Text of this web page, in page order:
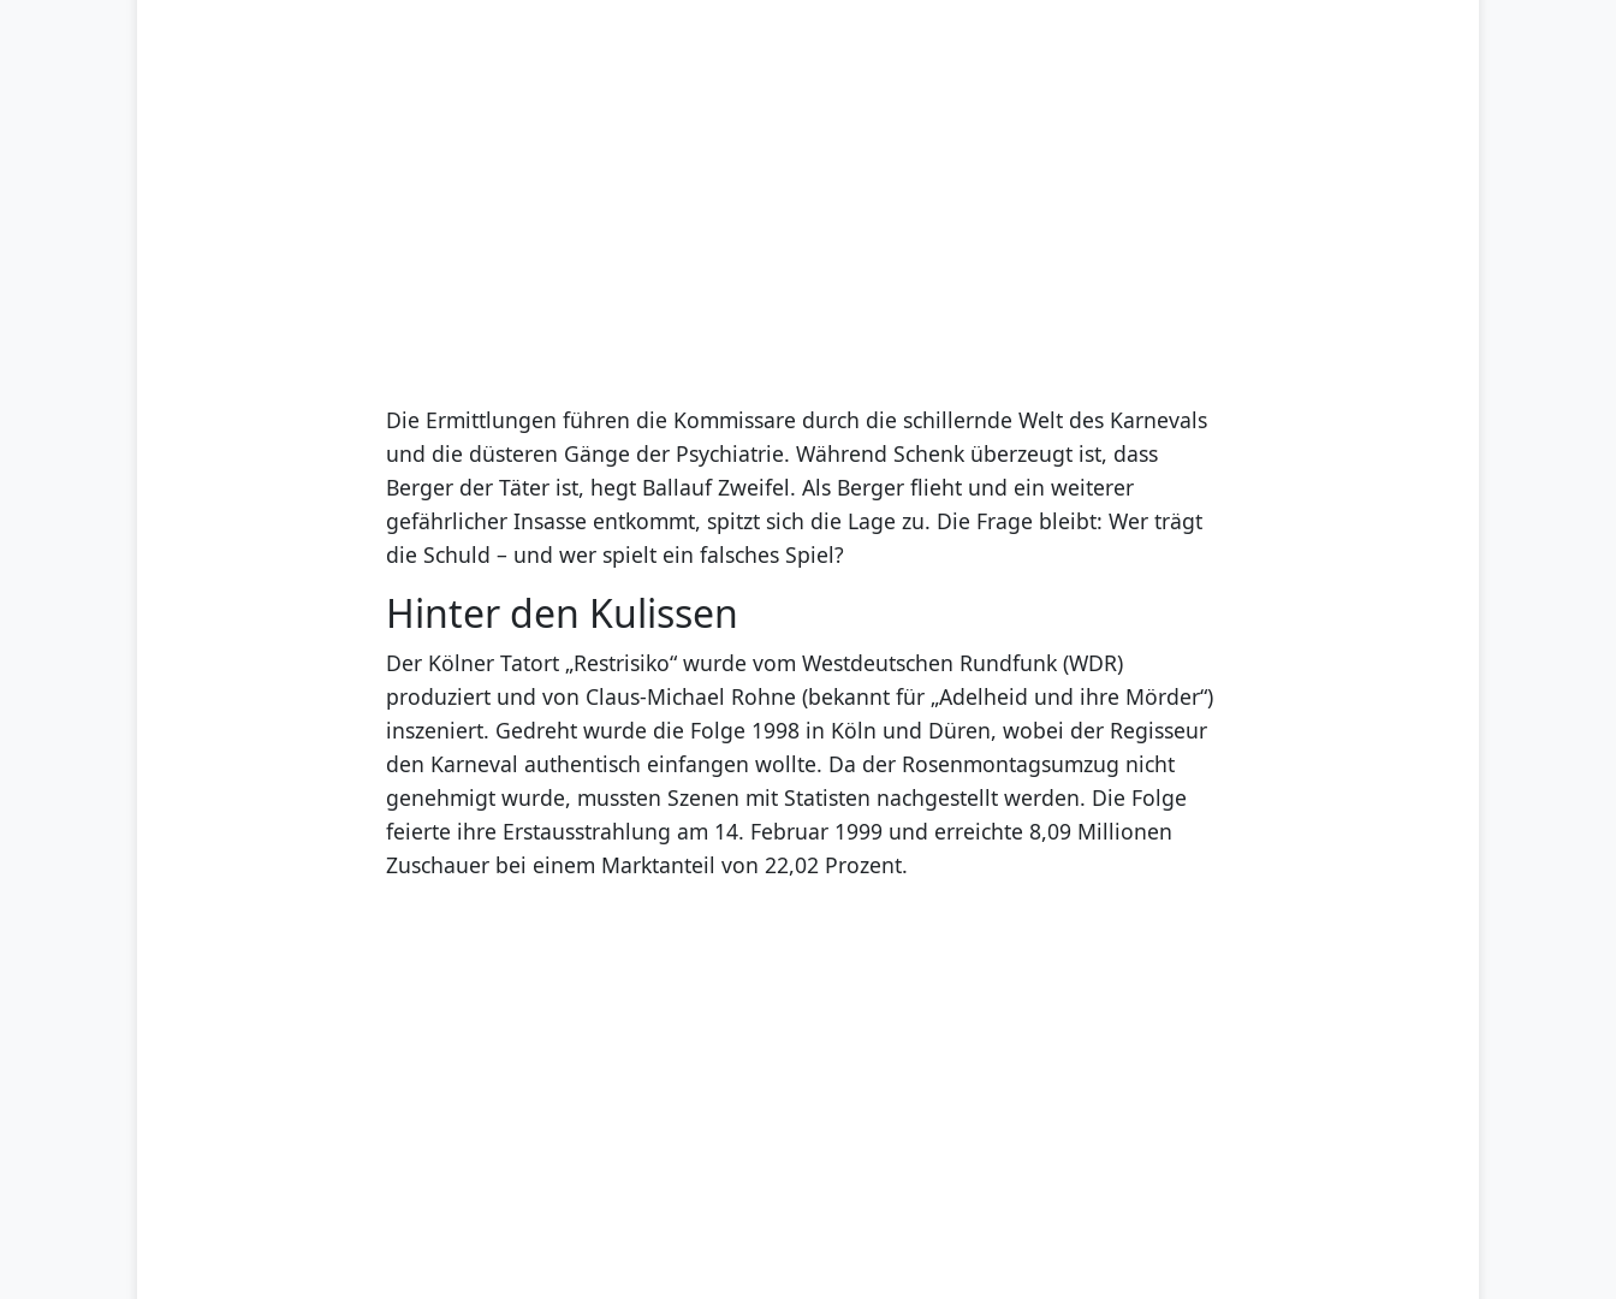
Die Ermittlungen führen die Kommissare durch die schillernde Welt des Karnevals
und die düsteren Gänge der Psychiatrie. Während Schenk überzeugt ist, dass
Berger der Täter ist, hegt Ballauf Zweifel. Als Berger flieht und ein weiterer
gefährlicher Insasse entkommt, spitzt sich die Lage zu. Die Frage bleibt: Wer trägt
die Schuld – und wer spielt ein falsches Spiel?
Hinter den Kulissen
Der Kölner Tatort „Restrisiko“ wurde vom Westdeutschen Rundfunk (WDR)
produziert und von Claus-Michael Rohne (bekannt für „Adelheid und ihre Mörder“)
inszeniert. Gedreht wurde die Folge 1998 in Köln und Düren, wobei der Regisseur
den Karneval authentisch einfangen wollte. Da der Rosenmontagsumzug nicht
genehmigt wurde, mussten Szenen mit Statisten nachgestellt werden. Die Folge
feierte ihre Erstausstrahlung am 14. Februar 1999 und erreichte 8,09 Millionen
Zuschauer bei einem Marktanteil von 22,02 Prozent.